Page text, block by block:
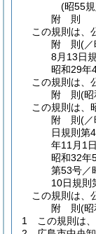
(昭55
附 則
この規則は、
附 則(／
8月13日
昭和29年
この規則は、
附 則(昭
この規則は、
附 則(／
日規則第
年11月1
昭和32年
第53号／
10日規則
この規則は、
附 則(昭
1
この規則は